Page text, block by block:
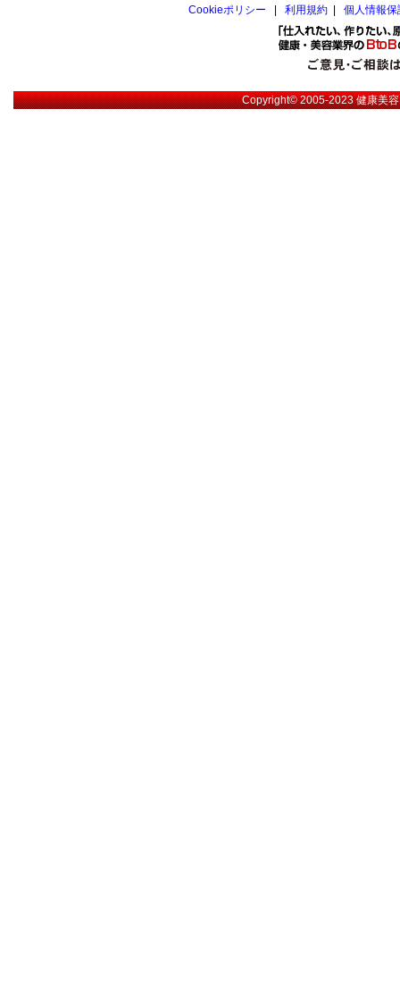
Cookieポリシー
利用規約 個人情報
Copyright© 2005-2023健康美